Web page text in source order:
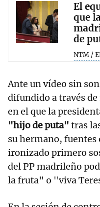
El
que
de
NTM /
Ante un vídeo sin
difundido a través de
en el que la
"hijo de puta" tras
su hermano, fuentes
ironizado primero
del PP madrileño
la fruta" o "viva